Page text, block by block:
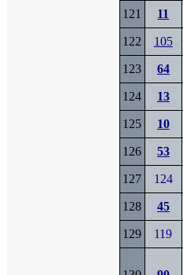
121 11
122 105
123 64
124 13
125 10
126 53
127 124
128 45
129 119